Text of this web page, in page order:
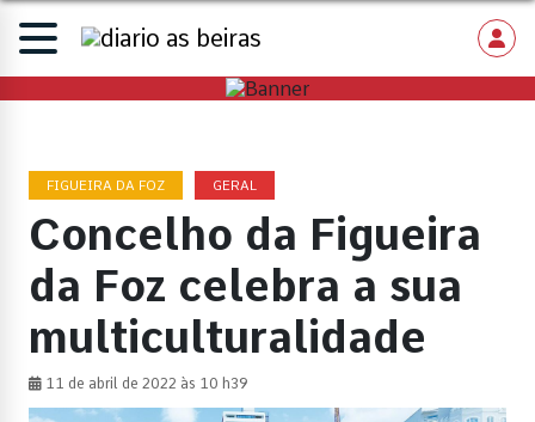
FIGUEIRA DA FOZ GERAL
Concelho da Figueira
da Foz celebra a sua
multiculturalidade
11 de abril de 2022 às 10 h39